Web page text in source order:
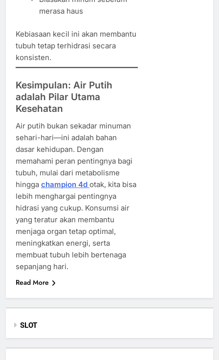
merasa haus
Kebiasaan kecil ini akan membantu
tubuh tetap terhidrasi secara
konsisten.
Kesimpulan: Air Putih
adalah Pilar Utama
Kesehatan
Air putih bukan sekadar minuman
sehari-hari—ini adalah bahan
dasar kehidupan. Dengan
memahami peran pentingnya bagi
tubuh, mulai dari metabolisme
hingga champion 4d otak, kita bisa
lebih menghargai pentingnya
hidrasi yang cukup. Konsumsi air
yang teratur akan membantu
menjaga organ tetap optimal,
meningkatkan energi, serta
membuat tubuh lebih bertenaga
sepanjang hari.
Read More
SLOT